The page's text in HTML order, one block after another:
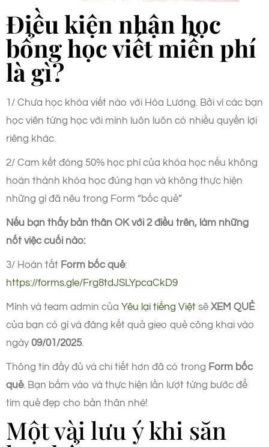
Điều kiện nhận học
bổng học viết miễn phí
là gì?
1/ Chưa học khóa viết nào với Hòa Lương. Bởi vì các bạn
học viên từng học với mình luôn luôn có nhiều quyền lợi
riêng khác.
2/ Cam kết đóng 50% học phí của khóa học nếu không
hoàn thành khóa học đúng hạn và không thực hiện
những gì đã nêu trong Form “bốc quẻ”
Nếu bạn thấy bản thân OK với 2 điều trên, làm những
nốt việc cuối nào:
3/ Hoàn tất Form bốc quẻ:
https://forms.gle/Frg8tdJSLYpcaCkD9
Mình và team admin của Yêu lại tiếng Việt sẽ XEM QUẺ
của bạn có gì và đăng kết quả gieo quẻ công khai vào
ngày09/01/2025.
Thông tin đầy đủ và chi tiết hơn đã có trong Form bốc
quẻ. Bạn bấm vào và thực hiện lần lượt từng bước để
tìm quẻ đẹp cho bản thân nhé!
Một vài lưu ý khi săn